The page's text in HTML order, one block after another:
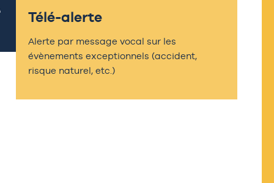
Télé-alerte
Alerte par message vocal sur les
évènements exceptionnels (accident,
risque naturel, etc.)